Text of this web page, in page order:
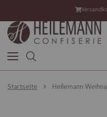
Optionalen Kühlversand abVersand
Startseite Heilemann